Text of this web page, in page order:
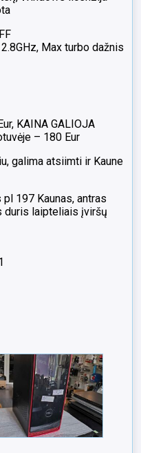
Max turbo dažnis
KAINA GALIOJA
– 180 Eur
galima atsiimti ir Kaune
197 Kaunas, antras
duris laipteliais įviršų